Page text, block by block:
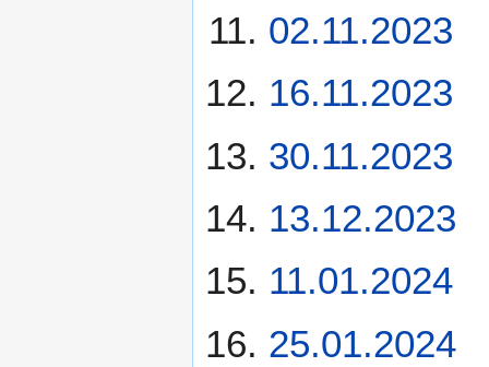
02.11.2023
16.11.2023
30.11.2023
13.12.2023
11.01.2024
25.01.2024